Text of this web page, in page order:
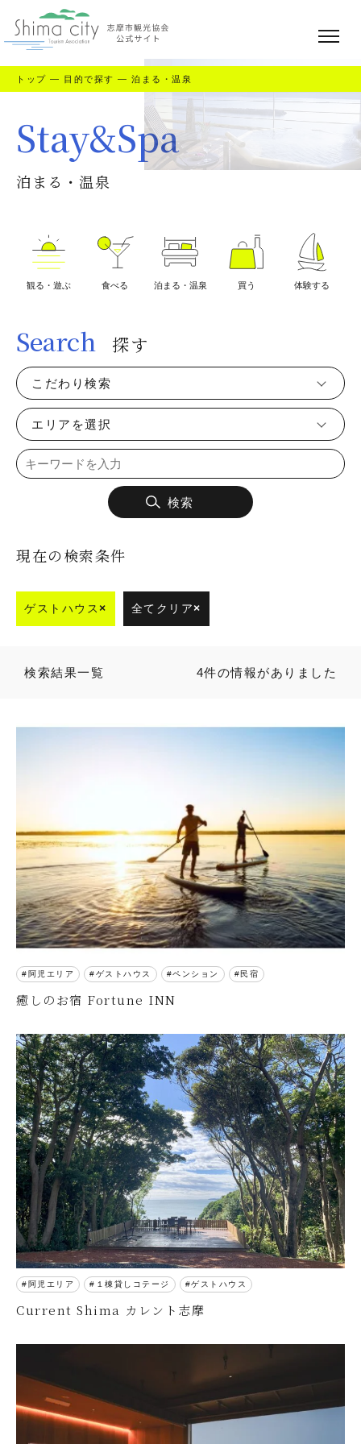
トップ — 目的で探す — 泊まる・温泉
Stay&Spa
泊まる・温泉
観る・遊ぶ 食べる 泊まる・温泉 買う 体験する
Search 探す
こだわり検索
エリアを選択
検索
現在の検索条件
ゲストハウス× 全てクリア×
検索結果一覧 4件の情報がありました
阿児エリア ゲストハウス ペンション 民宿
癒しのお宿 Fortune INN
阿児エリア １棟貸しコテージ ゲストハウス
Current Shima カレント志摩